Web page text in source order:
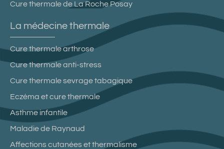
Cure thermale de La Roche Posay
La médecine thermale
Cure thermale arthrose
Cure thermale anti-stress
Cure thermale sevrage tabagique
Eczéma et cure thermale
Asthme infantile
Maladie de Raynaud
Affections cutanées et thermalisme